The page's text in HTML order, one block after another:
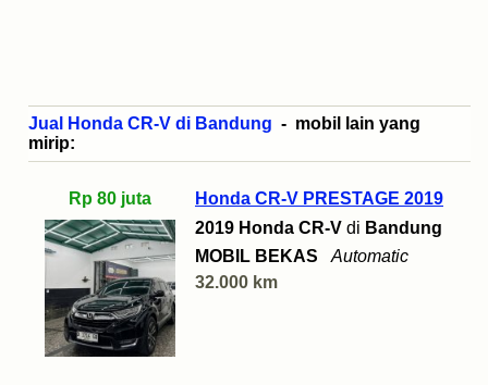
Jual Honda CR-V di Bandung - mobil lain yang
mirip:
Rp 80 juta
Honda CR-V PRESTAGE 2019
2019 Honda CR-V di Bandung
MOBIL BEKAS
Automatic
32.000 km